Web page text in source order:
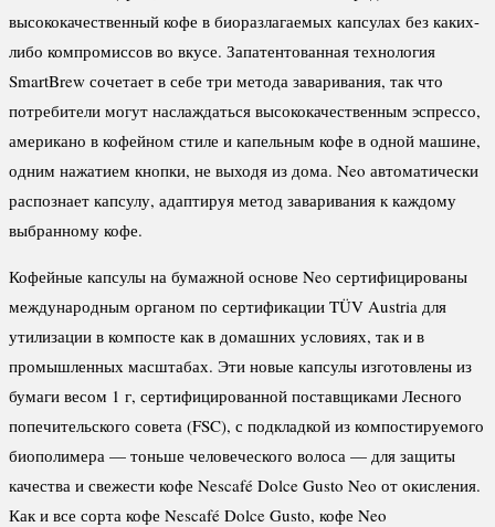
высококачественный кофе в биоразлагаемых капсулах без каких-
либо компромиссов во вкусе. Запатентованная технология
SmartBrew сочетает в себе три метода заваривания, так что
потребители могут наслаждаться высококачественным эспрессо,
американо в кофейном стиле и капельным кофе в одной машине,
одним нажатием кнопки, не выходя из дома. Neo автоматически
распознает капсулу, адаптируя метод заваривания к каждому
выбранному кофе.
Кофейные капсулы на бумажной основе Neo сертифицированы
международным органом по сертификации TÜV Austria для
утилизации в компосте как в домашних условиях, так и в
промышленных масштабах. Эти новые капсулы изготовлены из
бумаги весом 1 г, сертифицированной поставщиками Лесного
попечительского совета (FSC), с подкладкой из компостируемого
биополимера — тоньше человеческого волоса — для защиты
качества и свежести кофе Nescafé Dolce Gusto Neo от окисления.
Как и все сорта кофе Nescafé Dolce Gusto, кофе Neo